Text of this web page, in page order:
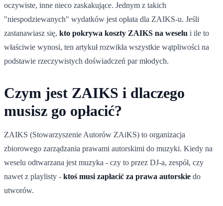
oczywiste, inne nieco zaskakujące. Jednym z takich
"niespodziewanych" wydatków jest opłata dla ZAIKS-u. Jeśli
zastanawiasz się, kto pokrywa koszty ZAIKS na weselu i ile to
właściwie wynosi, ten artykuł rozwikła wszystkie wątpliwości na
podstawie rzeczywistych doświadczeń par młodych.
Czym jest ZAIKS i dlaczego
musisz go opłacić?
ZAIKS (Stowarzyszenie Autorów ZAiKS) to organizacja
zbiorowego zarządzania prawami autorskimi do muzyki. Kiedy na
weselu odtwarzana jest muzyka - czy to przez DJ-a, zespół, czy
nawet z playlisty - ktoś musi zapłacić za prawa autorskie do
utworów.